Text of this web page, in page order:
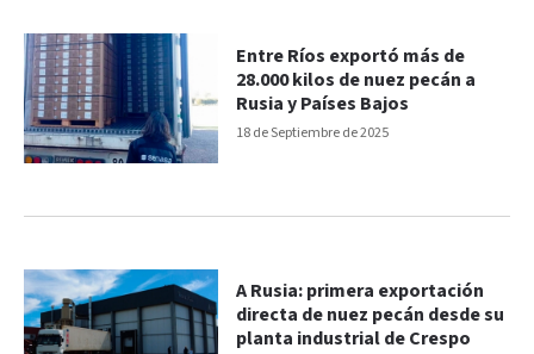
18 de Septiembre de 2025
Entre Ríos exportó más de
28.000 kilos de nuez pecán a
Rusia y Países Bajos
A Rusia: primera exportación
directa de nuez pecán desde su
planta industrial de Crespo